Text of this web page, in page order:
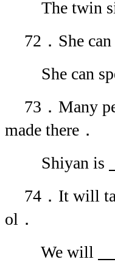
The twin
72．She
She can
73．Many
made there．
Shiyan is
74．It will
ol．
We will